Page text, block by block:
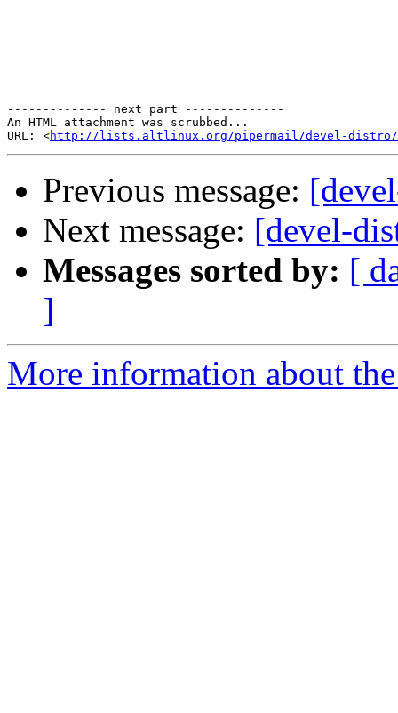
-------------- next part --------------
An HTML attachment was scrubbed...
URL: <http://lists.altlinux.org/pipermail/devel-distro/
Previous message:
Next message: [devel-
Messages sorted by: [
]
More information about